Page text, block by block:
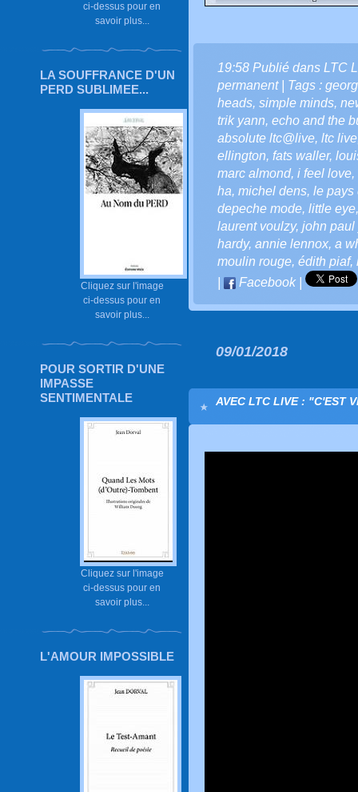
ci-dessus pour en
savoir plus...
LA SOUFFRANCE D'UN
PERD SUBLIMEE...
Cliquez sur l'image
ci-dessus pour en
savoir plus...
POUR SORTIR D'UNE
IMPASSE
SENTIMENTALE
Cliquez sur l'image
ci-dessus pour en
savoir plus...
L'AMOUR IMPOSSIBLE
19:58 Publié dans LTC
permanent| Tags :
heads, simple minds,
trik yann, echo and the
absolute ltc@live, ltc live
ellington, fats waller,
marc almond, i feel love,
ha, michel dens, le pays
depeche mode, little eye
laurent voulzy, john paul
hardy, annie lennox, a
moulin rouge, édith piaf,
Facebook|
09/01/2018
AVEC LTC LIVE : "C'EST